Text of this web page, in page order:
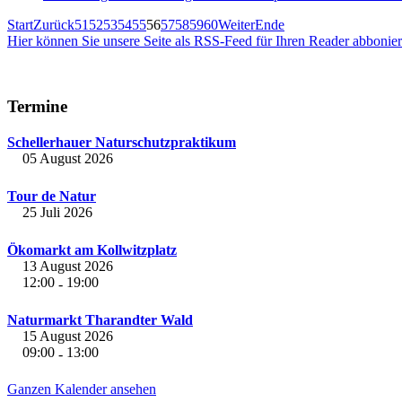
StartZurück51 525354555657585960WeiterEnde
Hier können Sie unsere Seite als RSS-Feed für Ihren Reader
Termine
Schellerhauer Naturschutzpraktikum
05 August 2026
Tour de Natur
25 Juli 2026
Ökomarkt am Kollwitzplatz
13 August 2026
12:00 - 19:00
Naturmarkt Tharandter Wald
15 August 2026
09:00 - 13:00
Ganzen Kalender ansehen